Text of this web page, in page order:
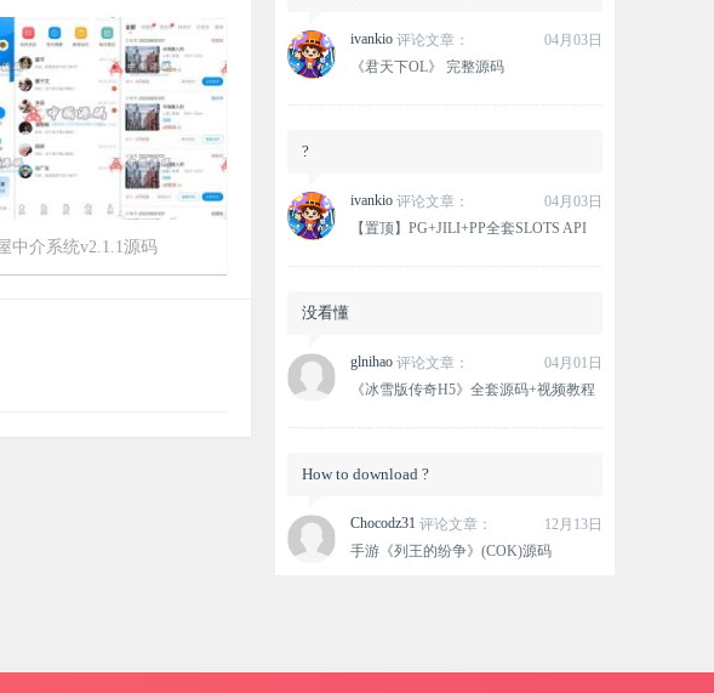
中介系统v2.1.1源码
ivankio 评论文章：
04月03日
《君天下OL》 完整源码
?
ivankio 评论文章：
04月03日
【置顶】PG+JILI+PP全套SLOTS API
没看懂
glnihao 评论文章：
04月01日
《冰雪版传奇H5》全套源码+视频教程
How to download ?
Chocodz31 评论文章：
12月13日
手游《列王的纷争》(COK)源码